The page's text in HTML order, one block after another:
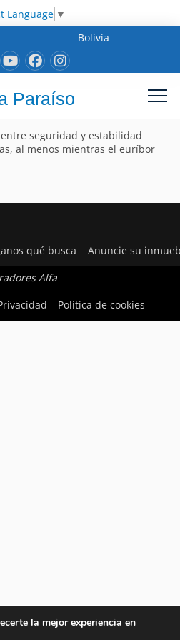
Language ▼
Bolivia
Paraíso
seguridad y estabilidad
al menos mientras el euríbor
qué busca Anuncie su
Alfa
Política de cookies
la mejor experiencia en